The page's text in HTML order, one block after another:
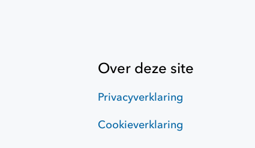
Over deze site
Privacyverklaring
Cookieverklaring